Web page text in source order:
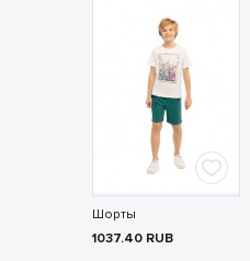
Шорты
1037.40 RUB